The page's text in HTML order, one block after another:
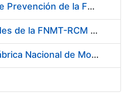
Servicio de Calibración y Verificación Externa de los Equipos de Medición del Servicio de Prevención de la FNMT-RCM
Conexión mediante Fibra Óptica de los Centros de Proceso de Datos (CPDs) de las sedes de la FNMT-RCM de Burgos y Madrid
Contratación de acuerdo marco para el Suministro de Material de Electricidad para la Fábrica Nacional de Moneda y Timbre-Real Casa de la Moneda en su centro de trabajo de Burgos